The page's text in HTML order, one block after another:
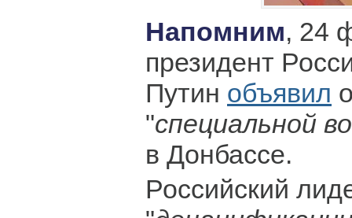
Напомним, 24
президент
Путин объявил
"специальной
в Донбассе.
Российский